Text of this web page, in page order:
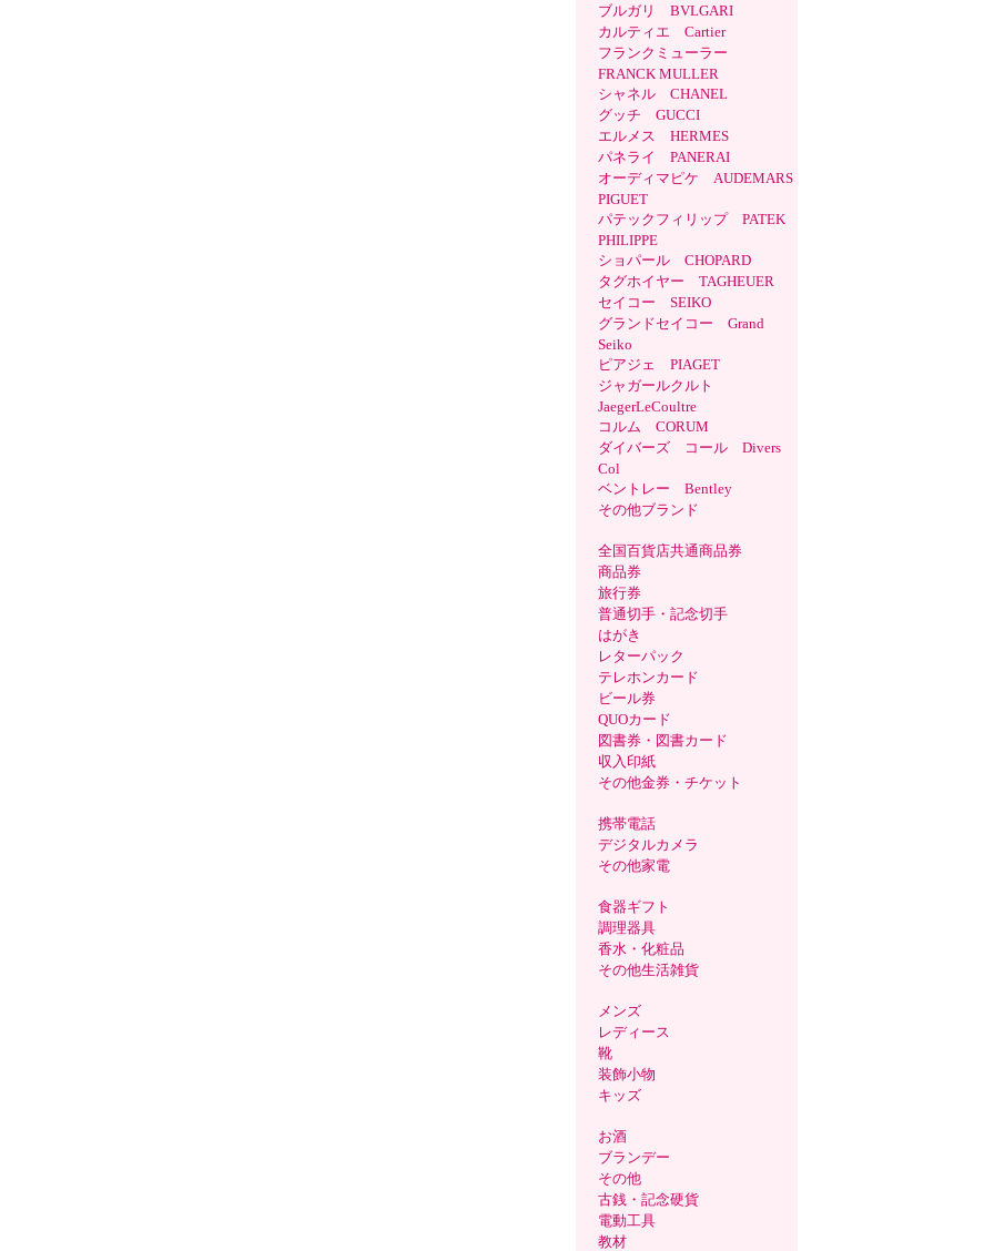
ブルガリ BVLGARI
カルティエ Cartier
フランクミューラー
FRANCK MULLER
シャネル CHANEL
グッチ GUCCI
エルメス HERMES
パネライ PANERAI
オーディマピケ AUDEMARS
PIGUET
パテックフィリップ PATEK
PHILIPPE
ショパール CHOPARD
タグホイヤー TAGHEUER
セイコー SEIKO
グランドセイコー Grand
Seiko
ピアジェ PIAGET
ジャガールクルト
JaegerLeCoultre
コルム CORUM
ダイバーズ コール Divers
Col
ベントレー Bentley
その他ブランド
全国百貨店共通商品券
商品券
旅行券
普通切手・記念切手
はがき
レターパック
テレホンカード
ビール券
QUOカード
図書券・図書カード
収入印紙
その他金券・チケット
携帯電話
デジタルカメラ
その他家電
食器ギフト
調理器具
香水・化粧品
その他生活雑貨
メンズ
レディース
靴
装飾小物
キッズ
お酒
ブランデー
その他
古銭・記念硬貨
電動工具
教材